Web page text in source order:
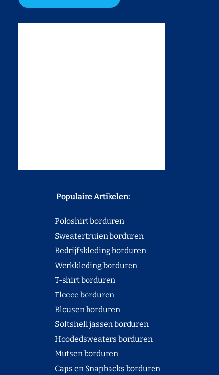
Populaire Artikelen:
Poloshirt borduren
Sweatertruien borduren
Bedrijfskleding borduren
Werkkleding borduren
T-shirt borduren
Fleece borduren
Blousen borduren
Softshell jassen borduren
Hoodedsweaters borduren
Mutsen borduren
Caps en Snapbacks borduren